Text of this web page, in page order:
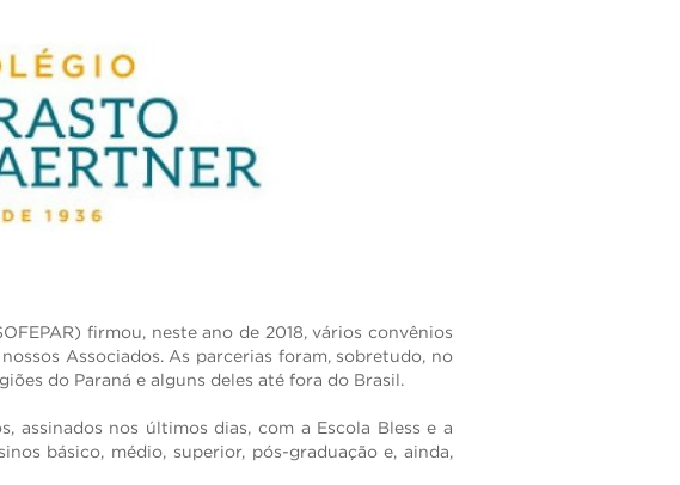
firmou, neste ano de 2018, vários convênios
Associados. As parcerias foram, sobretudo, no
do Paraná e alguns deles até fora do Brasil.
assinados nos últimos dias, com a Escola Bless e a
básico, médio, superior, pós-graduação e, ainda,
ENTRAR